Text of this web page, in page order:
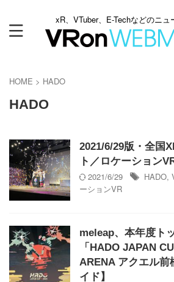
xR、VTuber、E-Techなどのニュ
HOME > HADO
HADO
2021/6/29版・全国
ト／ロケーション
2021/6/29
HADO,
ーションVR
meleap、本年度ト
「HADO JAPAN
ARENA アクエル前
イド】